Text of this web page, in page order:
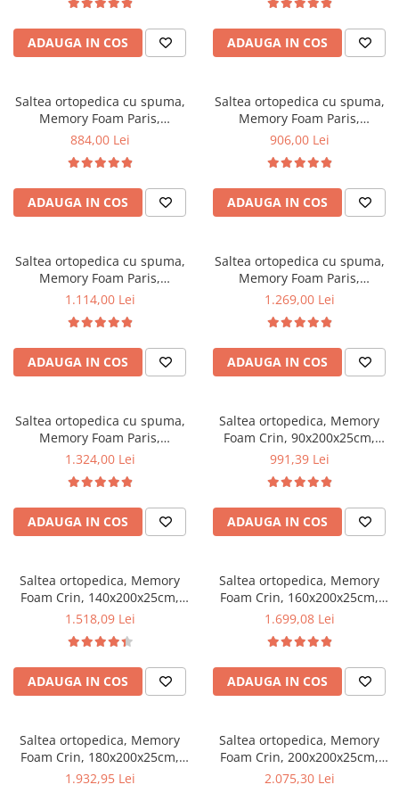
Scaune gradinita
Set mese si scaune gradinita
Mobila camera copii
Scaune birou pentru copii
Saltele patuturi copii
Masa si scaune gradinita
foam 5 cm, sistem de aerisire
perimetral, Saltex
ADAUGA IN COS
foam 5 cm, sistem de aerisire
perimetral, Saltex
ADAUGA IN COS
Saltea ortopedica cu spuma,
Memory Foam Paris,
90x190x23cm, fermitate tare,
foam 5 cm, sistem de aerisire
perimetral, Saltex
884,00 Lei
ADAUGA IN COS
Saltea ortopedica cu spuma,
Memory Foam Paris,
90x200x23cm, fermitate tare,
foam 5 cm, sistem de aerisire
perimetral, Saltex
906,00 Lei
ADAUGA IN COS
Saltea ortopedica cu spuma,
Memory Foam Paris,
120x190x23cm, fermitate tare,
foam 5 cm, sistem de aerisire
perimetral, Saltex
1.114,00 Lei
ADAUGA IN COS
Saltea ortopedica cu spuma,
Memory Foam Paris,
140x190x23cm, fermitate tare,
foam 5 cm, sistem de aerisire
perimetral, Saltex
1.269,00 Lei
ADAUGA IN COS
Saltea ortopedica cu spuma,
Memory Foam Paris,
140x200x23cm, fermitate tare,
memory foam 5 cm, sistem de
aerisire perimetral, Saltex
1.324,00 Lei
ADAUGA IN COS
Saltea ortopedica, Memory
Foam Crin, 90x200x25cm,
fermitate tare, cu spuma
cm, sistem de aerisire
perimetral, Salt Confort
991,39 Lei
ADAUGA IN COS
Saltea ortopedica, Memory
Foam Crin, 140x200x25cm,
fermitate tare, cu spuma
cm, sistem de aerisire
perimetral, Salt Confort
1.518,09 Lei
ADAUGA IN COS
Saltea ortopedica, Memory
Foam Crin, 160x200x25cm,
fermitate tare, cu spuma
cm, sistem de aerisire
perimetral, Salt Confort
1.699,08 Lei
ADAUGA IN COS
Saltea ortopedica, Memory
Foam Crin, 180x200x25cm,
fermitate tare, cu spuma
1.932,95 Lei
Saltea ortopedica, Memory
Foam Crin, 200x200x25cm,
fermitate tare, cu spuma
2.075,30 Lei